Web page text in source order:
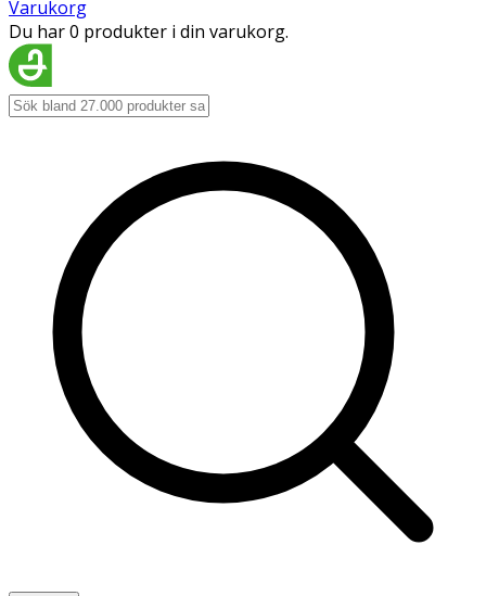
Varukorg
Du har 0 produkter i din varukorg.